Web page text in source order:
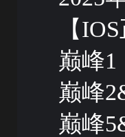
【
巅峰1
巅峰
巅峰